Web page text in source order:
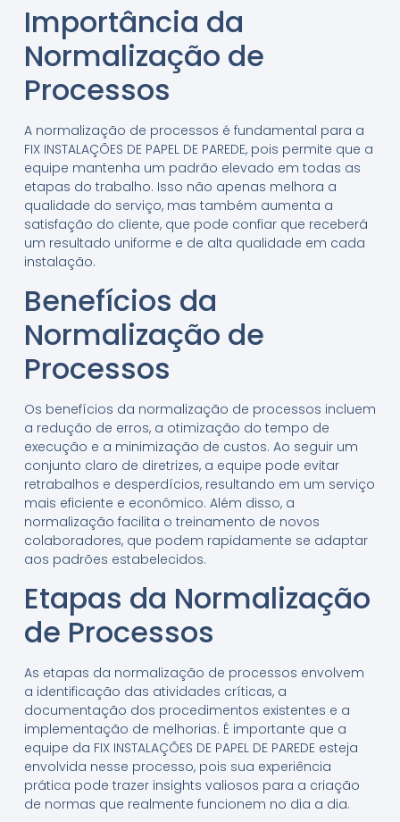
Importância da
Normalização de
Processos
A normalização de processos é fundamental para a
FIX INSTALAÇÕES DE PAPEL DE PAREDE, pois permite que a
equipe mantenha um padrão elevado em todas as
etapas do trabalho. Isso não apenas melhora a
qualidade do serviço, mas também aumenta a
satisfação do cliente, que pode confiar que receberá
um resultado uniforme e de alta qualidade em cada
instalação.
Benefícios da
Normalização de
Processos
Os benefícios da normalização de processos incluem
a redução de erros, a otimização do tempo de
execução e a minimização de custos. Ao seguir um
conjunto claro de diretrizes, a equipe pode evitar
retrabalhos e desperdícios, resultando em um serviço
mais eficiente e econômico. Além disso, a
normalização facilita o treinamento de novos
colaboradores, que podem rapidamente se adaptar
aos padrões estabelecidos.
Etapas da Normalização
de Processos
As etapas da normalização de processos envolvem
a identificação das atividades críticas, a
documentação dos procedimentos existentes e a
implementação de melhorias. É importante que a
equipe da FIX INSTALAÇÕES DE PAPEL DE PAREDE esteja
envolvida nesse processo, pois sua experiência
prática pode trazer insights valiosos para a criação
de normas que realmente funcionem no dia a dia.